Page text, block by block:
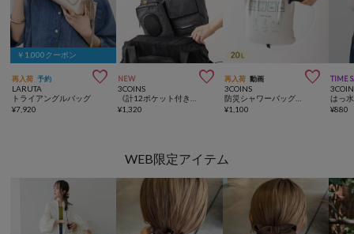
￥1,000クーポン
再入荷 予約 
LARUTA
トライアングルバッグ
¥7,920
NEW 
3COINS
《計12ポケット付き！》バッグインバッグ／KIDSトラベル
¥1,320
再入荷 動画 
3COINS
防災シャワーバッグ：20L／SOBANI
¥1,100
TIME
¥880
WEB限定アイテム